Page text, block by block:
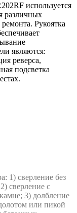
используется
различных
Рукоятка
являются:
реверса,
подсветка
1) сверление без
сверление с
3) долбление
или пикой